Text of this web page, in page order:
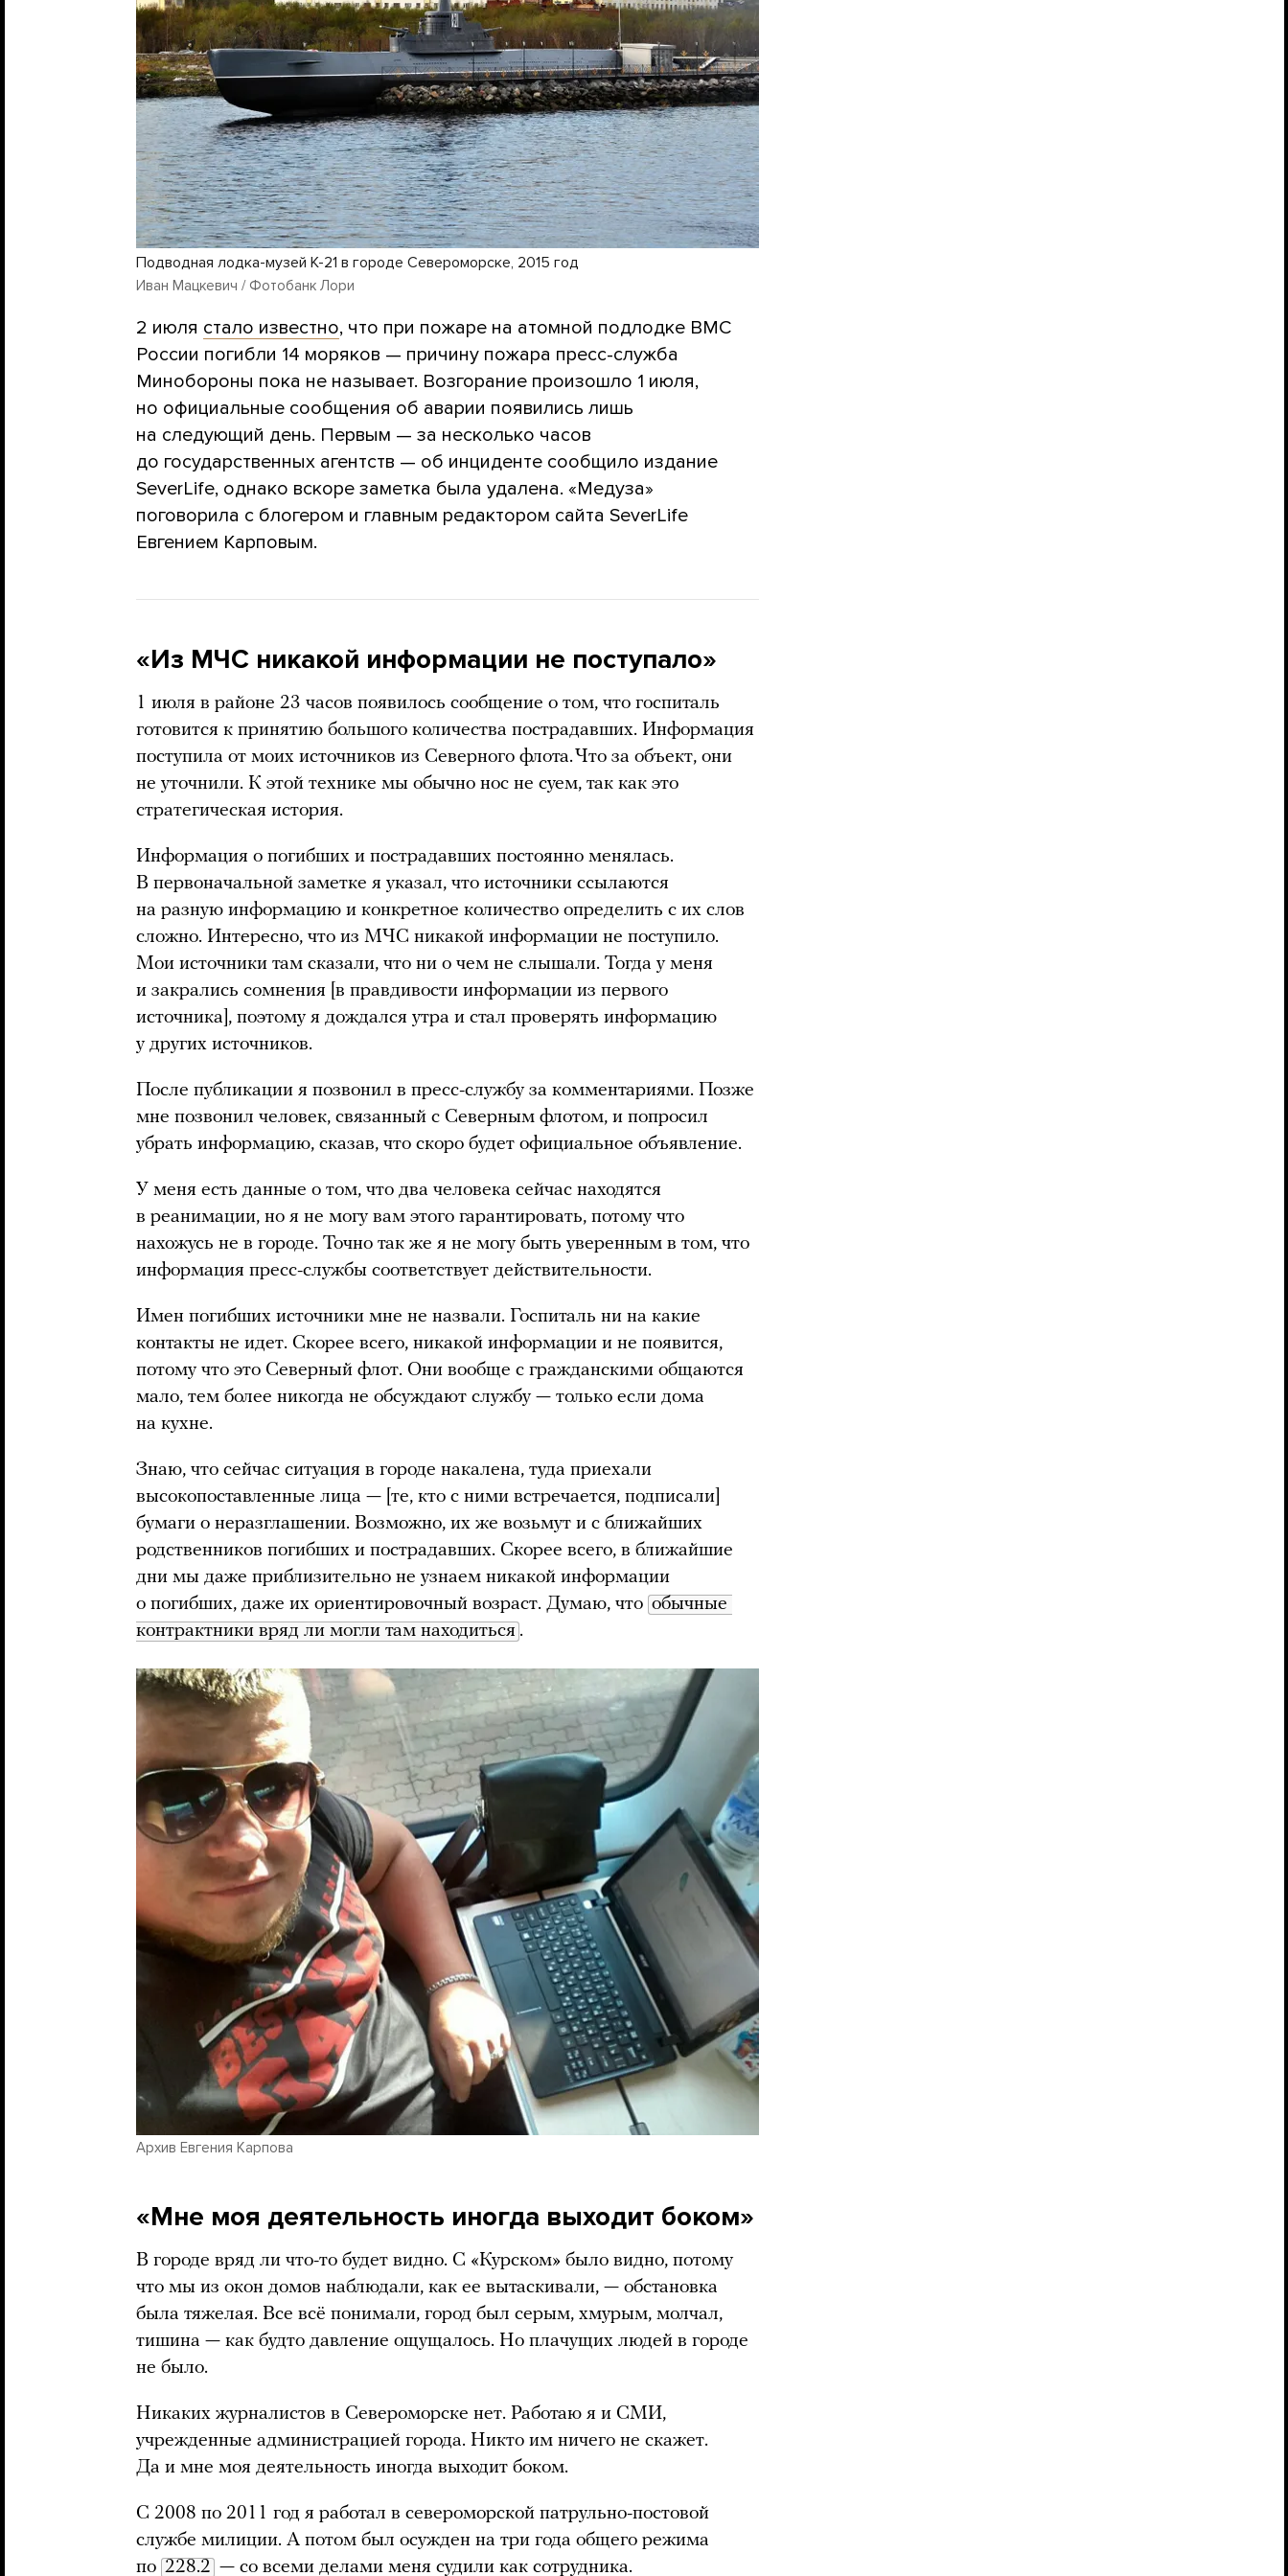
Подводная лодка-музей К-21 в городе Североморске, 2015 год
Иван Мацкевич / Фотобанк Лори
2 июля стало известно, что при пожаре на атомной подлодке ВМС
России погибли 14 моряков — причину пожара пресс-служба
Минобороны пока не называет. Возгорание произошло 1 июля,
но официальные сообщения об аварии появились лишь
на следующий день. Первым — за несколько часов
до государственных агентств — об инциденте сообщило издание
SeverLife, однако вскоре заметка была удалена. «Медуза»
поговорила с блогером и главным редактором сайта SeverLife
Евгением Карповым.
«Из МЧС никакой информации не поступало»
1 июля в районе 23 часов появилось сообщение о том, что госпиталь
готовится к принятию большого количества пострадавших. Информация
поступила от моих источников из Северного флота. Что за объект, они
не уточнили. К этой технике мы обычно нос не суем, так как это
стратегическая история.
Информация о погибших и пострадавших постоянно менялась.
В первоначальной заметке я указал, что источники ссылаются
на разную информацию и конкретное количество определить с их слов
сложно. Интересно, что из МЧС никакой информации не поступило.
Мои источники там сказали, что ни о чем не слышали. Тогда у меня
и закрались сомнения [в правдивости информации из первого
источника], поэтому я дождался утра и стал проверять информацию
у других источников.
После публикации я позвонил в пресс-службу за комментариями. Позже
мне позвонил человек, связанный с Северным флотом, и попросил
убрать информацию, сказав, что скоро будет официальное объявление.
У меня есть данные о том, что два человека сейчас находятся
в реанимации, но я не могу вам этого гарантировать, потому что
нахожусь не в городе. Точно так же я не могу быть уверенным в том, что
информация пресс-службы соответствует действительности.
Имен погибших источники мне не назвали. Госпиталь ни на какие
контакты не идет. Скорее всего, никакой информации и не появится,
потому что это Северный флот. Они вообще с гражданскими общаются
мало, тем более никогда не обсуждают службу — только если дома
на кухне.
Знаю, что сейчас ситуация в городе накалена, туда приехали
высокопоставленные лица — [те, кто с ними встречается, подписали]
бумаги о неразглашении. Возможно, их же возьмут и с ближайших
родственников погибших и пострадавших. Скорее всего, в ближайшие
дни мы даже приблизительно не узнаем никакой информации
о погибших, даже их ориентировочный возраст. Думаю, что обычные
контрактники вряд ли могли там находиться .
Архив Евгения Карпова
«Мне моя деятельность иногда выходит боком»
В городе вряд ли что-то будет видно. С «Курском» было видно, потому
что мы из окон домов наблюдали, как ее вытаскивали, — обстановка
была тяжелая. Все всё понимали, город был серым, хмурым, молчал,
тишина — как будто давление ощущалось. Но плачущих людей в городе
не было.
Никаких журналистов в Североморске нет. Работаю я и СМИ,
учрежденные администрацией города. Никто им ничего не скажет.
Да и мне моя деятельность иногда выходит боком.
С 2008 по 2011 год я работал в североморской патрульно-постовой
службе милиции. А потом был осужден на три года общего режима
по 228.2 — со всеми делами меня судили как сотрудника.